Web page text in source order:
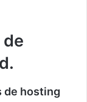
de hosting